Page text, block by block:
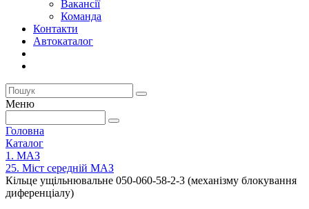
Вакансії
Команда
Контакти
Автокаталог
Меню
Головна
Каталог
1. МАЗ
25. Міст середній МАЗ
Кільце ущільнювальне 050-060-58-2-3 (механізму блокування
диференціалу)